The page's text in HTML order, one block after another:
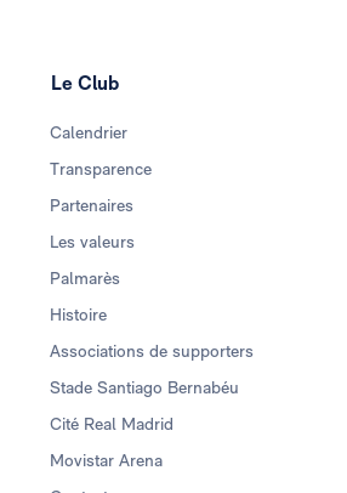
Le Club
Calendrier
Transparence
Partenaires
Les valeurs
Palmarès
Histoire
Associations de supporters
Stade Santiago Bernabéu
Cité Real Madrid
Movistar Arena